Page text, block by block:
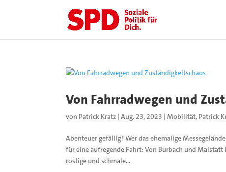
Von Fahrradwegen und
von Patrick Kratz |Aug. 23, 2023 |Mobilität, Patrick
Abenteuer gefällig? Wer das ehemalige
für eine aufregende Fahrt: Von Burbach und Malstatt
rostige und schmale...